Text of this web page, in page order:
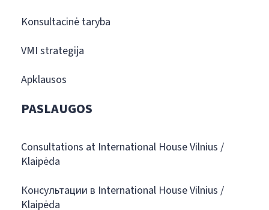
Konsultacinė taryba
VMI strategija
Apklausos
PASLAUGOS
Consultations at International House Vilnius /
Klaipėda
Консультации в International House Vilnius /
Klaipėda